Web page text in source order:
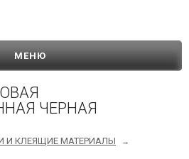
МЕНЮ
ЧЕРНАЯ
И КЛЕЯЩИЕ МАТЕРИАЛЫ →